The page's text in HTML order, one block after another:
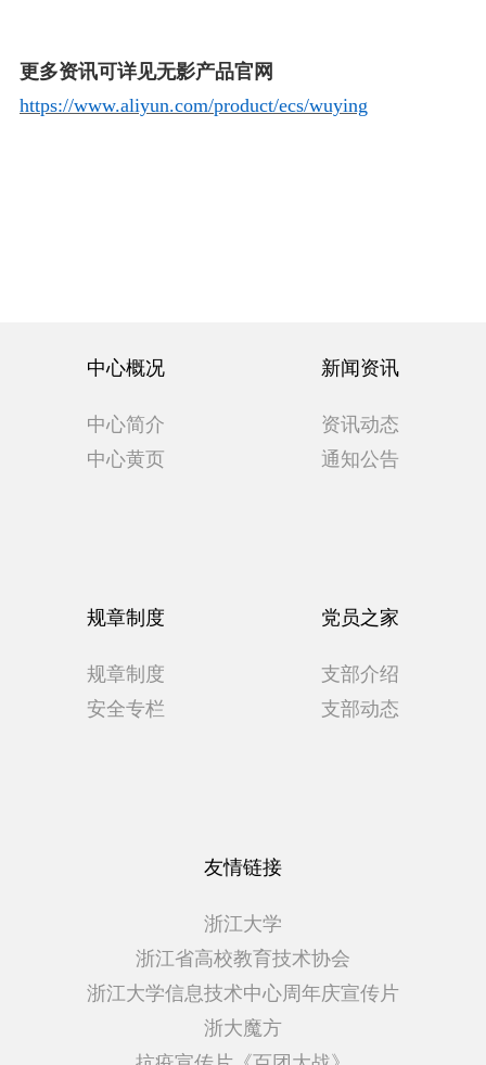
更多资讯可详见无影产品官网
https://www.aliyun.com/product/ecs/wuying
中心概况
中心简介
中心黄页
新闻资讯
资讯动态
通知公告
规章制度
规章制度
安全专栏
党员之家
支部介绍
支部动态
友情链接
浙江大学
浙江省高校教育技术协会
浙江大学信息技术中心周年庆宣传片
浙大魔方